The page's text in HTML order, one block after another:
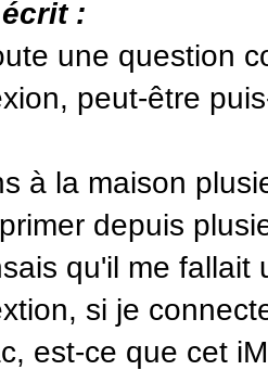
:
une question
peut-être
à la maison
depuis
qu'il me fallait
si je
est-ce que cet